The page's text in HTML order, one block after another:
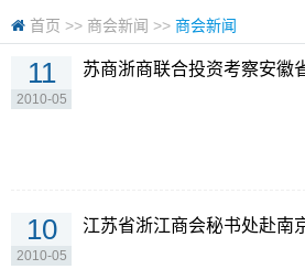
首页 >> 商会新闻 >> 商会新闻
11
2010-05
苏商浙商联合投资考察安徽
10
2010-05
江苏省浙江商会秘书处赴南